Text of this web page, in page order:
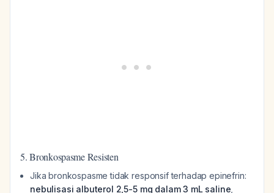
5. Bronkospasme Resisten
Jika bronkospasme tidak responsif terhadap epinefrin:
nebulisasi albuterol 2,5-5 mg dalam 3 mL saline